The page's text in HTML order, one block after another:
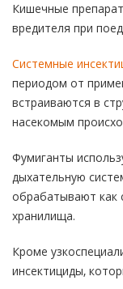
Кишечные
вредителя при
Системные
периодом от
встраиваются в
насекомым
Фумиганты
дыхательную
обрабатывают как
хранилища.
Кроме
инсектициды,